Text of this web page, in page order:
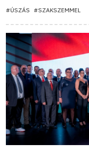
#ÚSZÁS #SZAKSZEMMEL